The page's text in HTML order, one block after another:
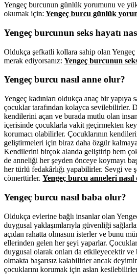
Yengeç burcunun günlük yorumunu ve
okumak için: Yengeç burcu günlük
Yengeç burcunun seks hayatı
Oldukça şefkatli kollara sahip olan Yengeç
merak ediyorsanız: Yengeç burcunun
Yengeç burcu nasıl anne olur?
Yengeç kadınları oldukça anaç bir yapıya
çocuklar tarafından kolayca sevilebilirler.
kendilerini açan ve burada mutlu olan
içerisinde çocuklarla vakit geçirmekten
korumacı olabilirler. Çocuklarının
geliştirmeleri için biraz daha özgür
Kendilerini birçok alanda geliştirip hem
de anneliği her şeyden önceye koymayı
her türlü fedakârlığı yapabilirler. Sevgi ve
cömerttirler. Yengeç burcu anneleri nasıl
Yengeç burcu nasıl baba olur?
Oldukça evlerine bağlı insanlar olan
duygusal yaklaşımlarıyla güvenliği
açıdan rahatta olmasını isterler ve bunu
ellerinden gelen her şeyi yaparlar.
duygusal olarak onları da etkileyecektir ve
olmakta başarısız kalabilirler ancak
çocuklarını korumak için aslan